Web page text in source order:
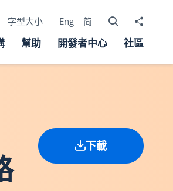
字型大小 Eng 简 打開搜尋器
分享至
幫助 開發者中心 社區
下載